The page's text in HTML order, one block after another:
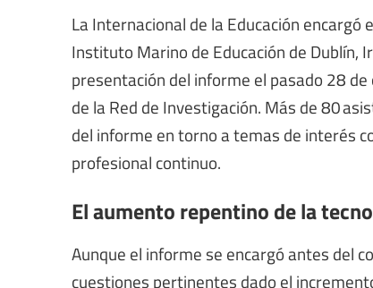
La Internacional de la Educación encargó
Instituto Marino de Educación de Dublín,
presentación del informe el pasado 28
de la Red de Investigación. Más de 80
del informe en torno a temas de interés
profesional continuo.
El aumento repentino de la
Aunque el informe se encargó antes del
cuestiones pertinentes dado el